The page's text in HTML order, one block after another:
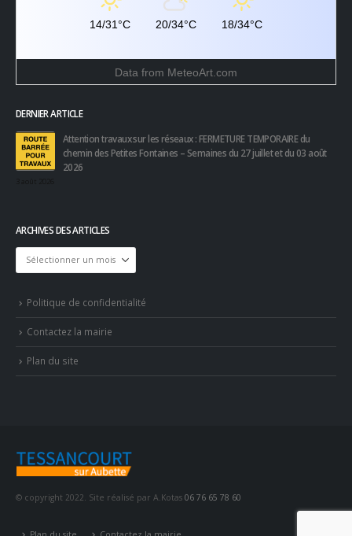
14/31°C 20/34°C 18/34°C
Data from MeteoArt.com
DERNIER ARTICLE
Attention travaux sur les réseaux : FERMETURE TEMPORAIRE du
chemin des Petites Fontaines – Semaines du 27 juillet et du 03 août
2026
ARCHIVES DES ARTICLES
Archives
des
Politique de confidentialité
Contactez la mairie
Plan du site
© copyright 2022. Site réalisé par A.Kotas 06 76 65 78 60